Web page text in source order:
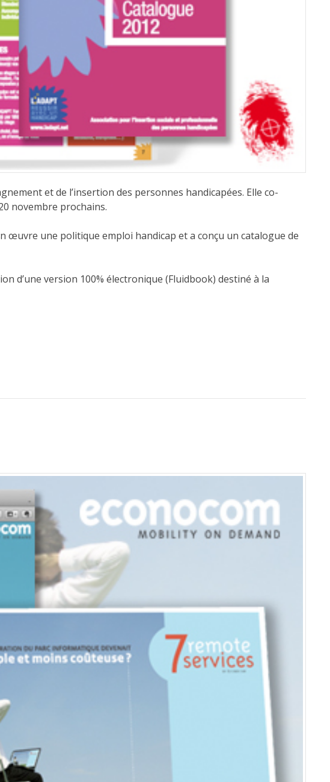
et de l’insertion des personnes handicapées. Elle co-
novembre prochains.
œuvre une politique emploi handicap et a conçu un catalogue de
d’une version 100% électronique (Fluidbook) destiné à la